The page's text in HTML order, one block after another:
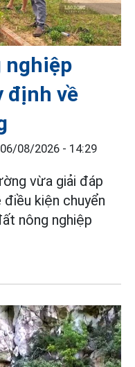
nghiệp
định về
06/08/2026 - 14:29
vừa giải đáp
kiện chuyển
nông nghiệp